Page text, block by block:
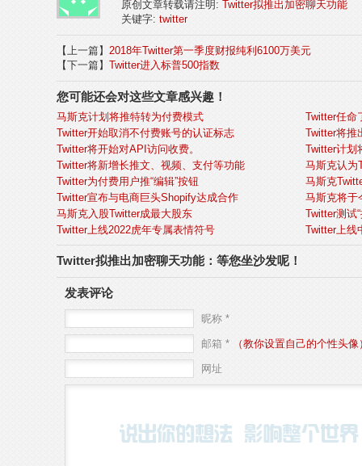
原创文章转载请注明: Twitter拟推出加密聊天功能
关键字: twitter
【上一篇】 2018年Twitter第一季度财报纯利6100万美元
【下一篇】 Twitter进入标普500指数
您可能还会对这些文章感兴趣！
马斯克计划将推特转为付费模式
Twitter任命
Twitter开始取消不付费账号的认证标志
Twitter将推
Twitter将开始对API访问收费。
Twitter计划
Twitter将新增长推文、视频、支付等功能
马斯克认为
Twitter为付费用户推“编辑”按钮
马斯克
Twitter宣布与电商巨头Shopify达成合作
马斯克将于
马斯克入股Twitter成最大股东
Twitter测试
Twitter上线2022虎年专属表情符号
Twitter上线
Twitter拟推出加密聊天功能：等您坐沙发呢！
发表评论
昵称 *
邮箱 * （教你设置自己的个性头像
网址